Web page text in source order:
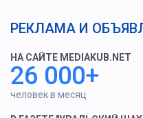
РЕКЛАМА И
НА САЙТЕ MEDIAKUB.NET
26 000+
человек в месяц